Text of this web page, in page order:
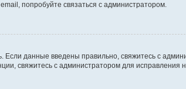
попробуйте связаться с администратором.
Если данные введены правильно, свяжитесь с
свяжитесь с администратором для исправления